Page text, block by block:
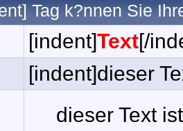
Tag k?nnen Sie
[indent]Text[/
[indent]dieser
dieser Text